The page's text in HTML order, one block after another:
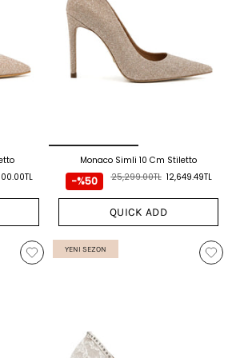
Monaco Simli 10 Cm Stiletto
12,649.49TL
25,299.00TL
-%50
QUICK ADD
YENI SEZON